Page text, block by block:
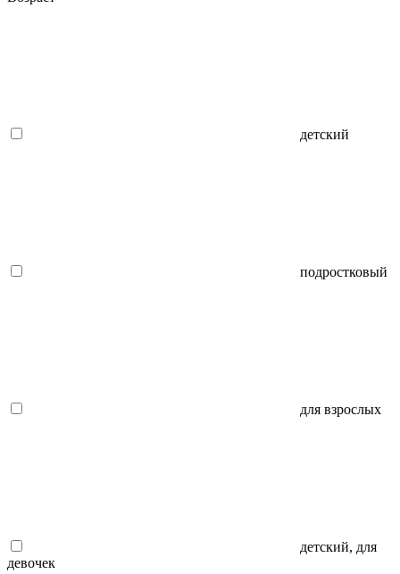
детский
подростковый
для взрослых
детский, для
девочек